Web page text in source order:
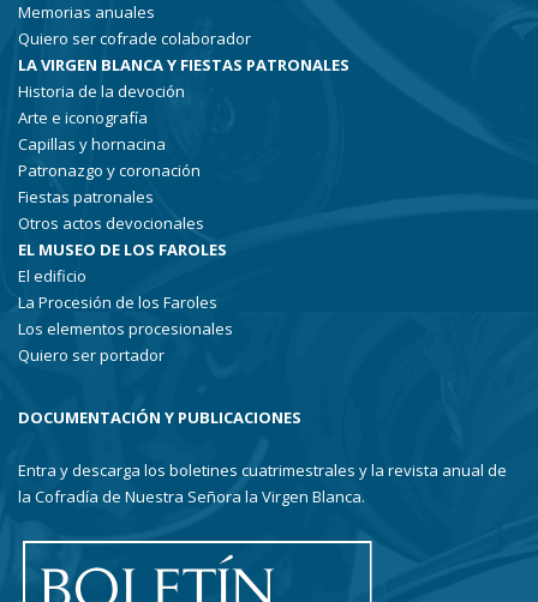
Memorias anuales
Quiero ser cofrade colaborador
LA VIRGEN BLANCA Y FIESTAS PATRONALES
Historia de la devoción
Arte e iconografía
Capillas y hornacina
Patronazgo y coronación
Fiestas patronales
Otros actos devocionales
EL MUSEO DE LOS FAROLES
El edificio
La Procesión de los Faroles
Los elementos procesionales
Quiero ser portador
DOCUMENTACIÓN Y PUBLICACIONES
Entra y descarga los boletines cuatrimestrales y la revista anual de
la Cofradía de Nuestra Señora la Virgen Blanca.